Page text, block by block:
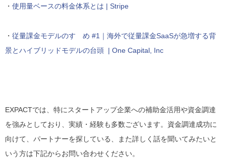
・ 使用量ベースの料金体系とは | Stripe
・ 従量課金モデルのすゝめ #1｜海外で従量課金SaaSが急増する背
景とハイブリッドモデルの台頭 | One Capital, Inc
EXPACTでは、特にスタートアップ企業への補助金活用や資金調達
を強みとしており、実績・経験も多数ございます。資金調達成功に
向けて、パートナーを探している、また詳しく話を聞いてみたいと
いう方は下記からお問い合わせください。